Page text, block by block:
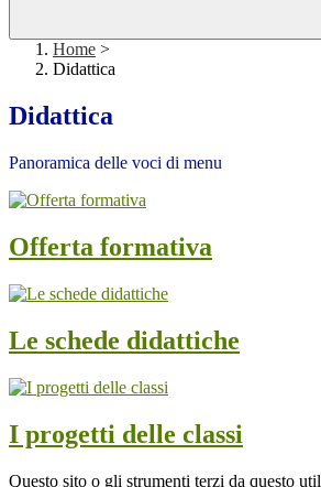
Home >
Didattica
Didattica
Panoramica delle voci di menu
Offerta formativa
Le schede didattiche
I progetti delle classi
Questo sito o gli strumenti terzi da questo